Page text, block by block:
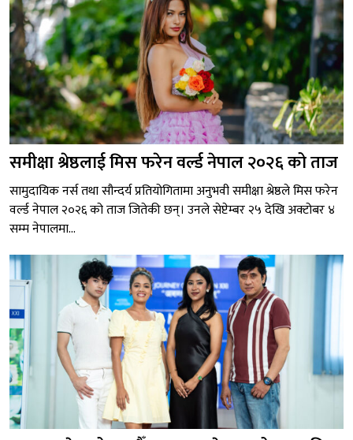
समीक्षा श्रेष्ठलाई मिस फरेन वर्ल्ड नेपाल २०२६ को ताज
सामुदायिक नर्स तथा सौन्दर्य प्रतियोगितामा अनुभवी समीक्षा श्रेष्ठले मिस फरेन
वर्ल्ड नेपाल २०२६ को ताज जितेकी छन्। उनले सेप्टेम्बर २५ देखि अक्टोबर ४
सम्म नेपालमा...